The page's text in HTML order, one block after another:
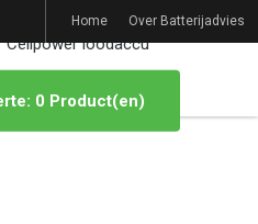
Home Over Batterijadvies
Cellpower loodaccu
0 Product(en)